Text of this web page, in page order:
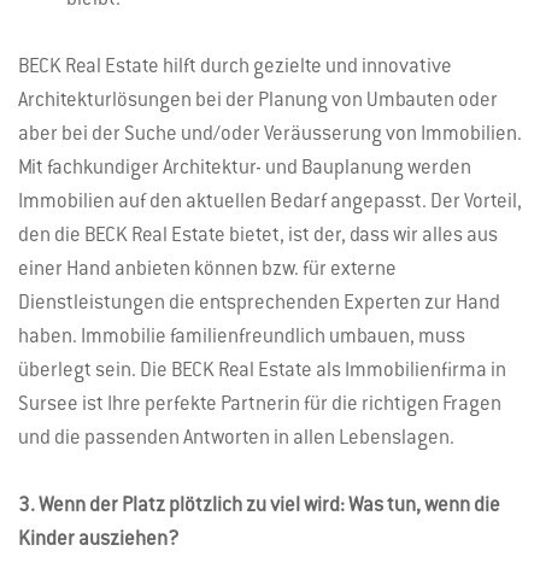
BECK Real Estate hilft durch gezielte und innovative
Architekturlösungen bei der Planung von Umbauten oder
aber bei der Suche und/oder Veräusserung von Immobilien.
Mit fachkundiger Architektur- und Bauplanung werden
Immobilien auf den aktuellen Bedarf angepasst. Der Vorteil,
den die BECK Real Estate bietet, ist der, dass wir alles aus
einer Hand anbieten können bzw. für externe
Dienstleistungen die entsprechenden Experten zur Hand
haben. Immobilie familienfreundlich umbauen, muss
überlegt sein. Die BECK Real Estate als Immobilienfirma in
Sursee ist Ihre perfekte Partnerin für die richtigen Fragen
und die passenden Antworten in allen Lebenslagen.
3. Wenn der Platz plötzlich zu viel wird: Was tun, wenn die
Kinder ausziehen?